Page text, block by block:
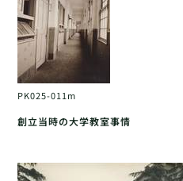
PK025-011m
創立当時の大学教室事情